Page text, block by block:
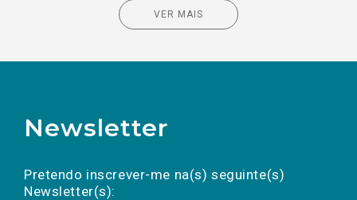
VER MAIS
Newsletter
Pretendo inscrever-me na(s) seguinte(s)
Newsletter(s):
a(s) newsletter(s).
mail